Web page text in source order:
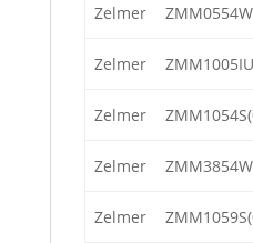
Zelmer
Zelmer
Zelmer
Zelmer
Zelmer